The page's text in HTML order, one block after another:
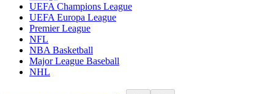
UEFA Champions League
UEFA Europa League
Premier League
NFL
NBA Basketball
Major League Baseball
NHL